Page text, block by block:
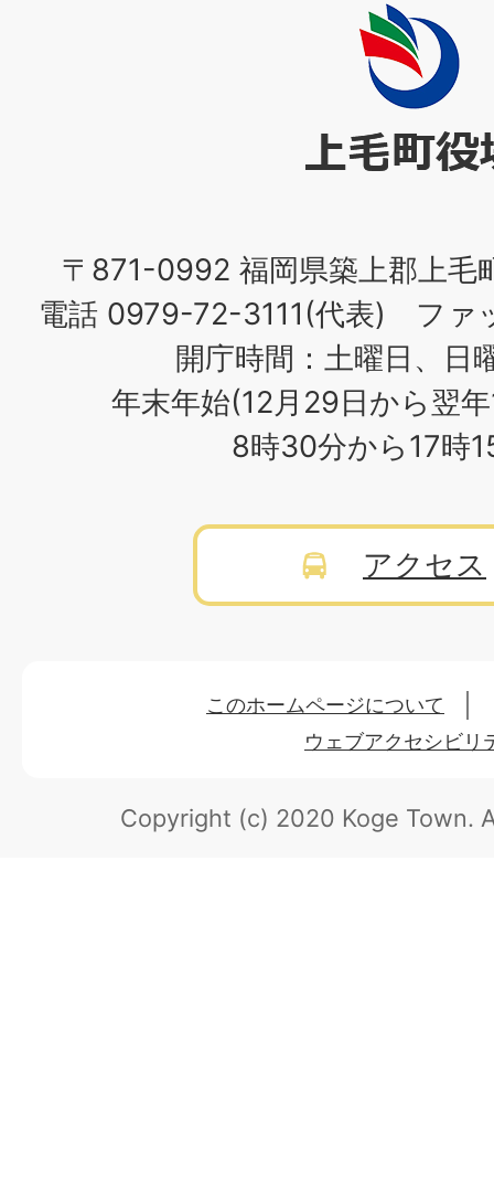
〒871-0992 福岡県築上郡上毛
電話 0979-72-3111(代表) ファ
開庁時間：土曜日、日
年末年始(12月29日から翌
8時30分から17時
アクセス
このホームページについて
ウェブアクセシビリ
Copyright (c) 2020 Koge Town.